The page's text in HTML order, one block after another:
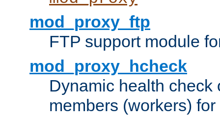
mod_proxy_ftp
FTP support module
mod_proxy_hcheck
Dynamic health check
members (workers) for